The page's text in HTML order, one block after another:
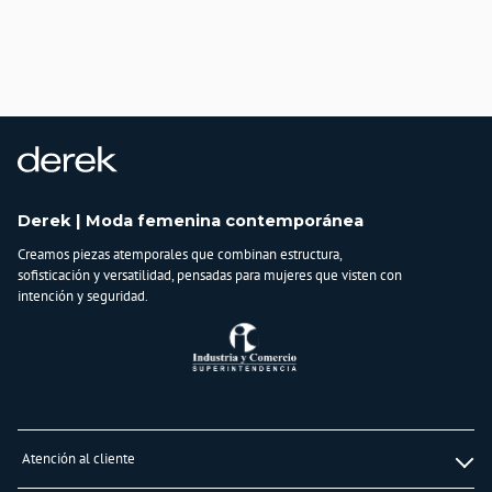
Lavar a mano cuidadosamente, no usar blanqueadores, lavar y secar con
Composición:
5% ELASTANO
Derek | Moda femenina contemporánea
Creamos piezas atemporales que combinan estructura,
sofisticación y versatilidad, pensadas para mujeres que visten con
intención y seguridad.
Atención al cliente